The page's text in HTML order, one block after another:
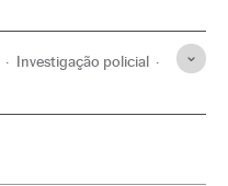
Investigação policial